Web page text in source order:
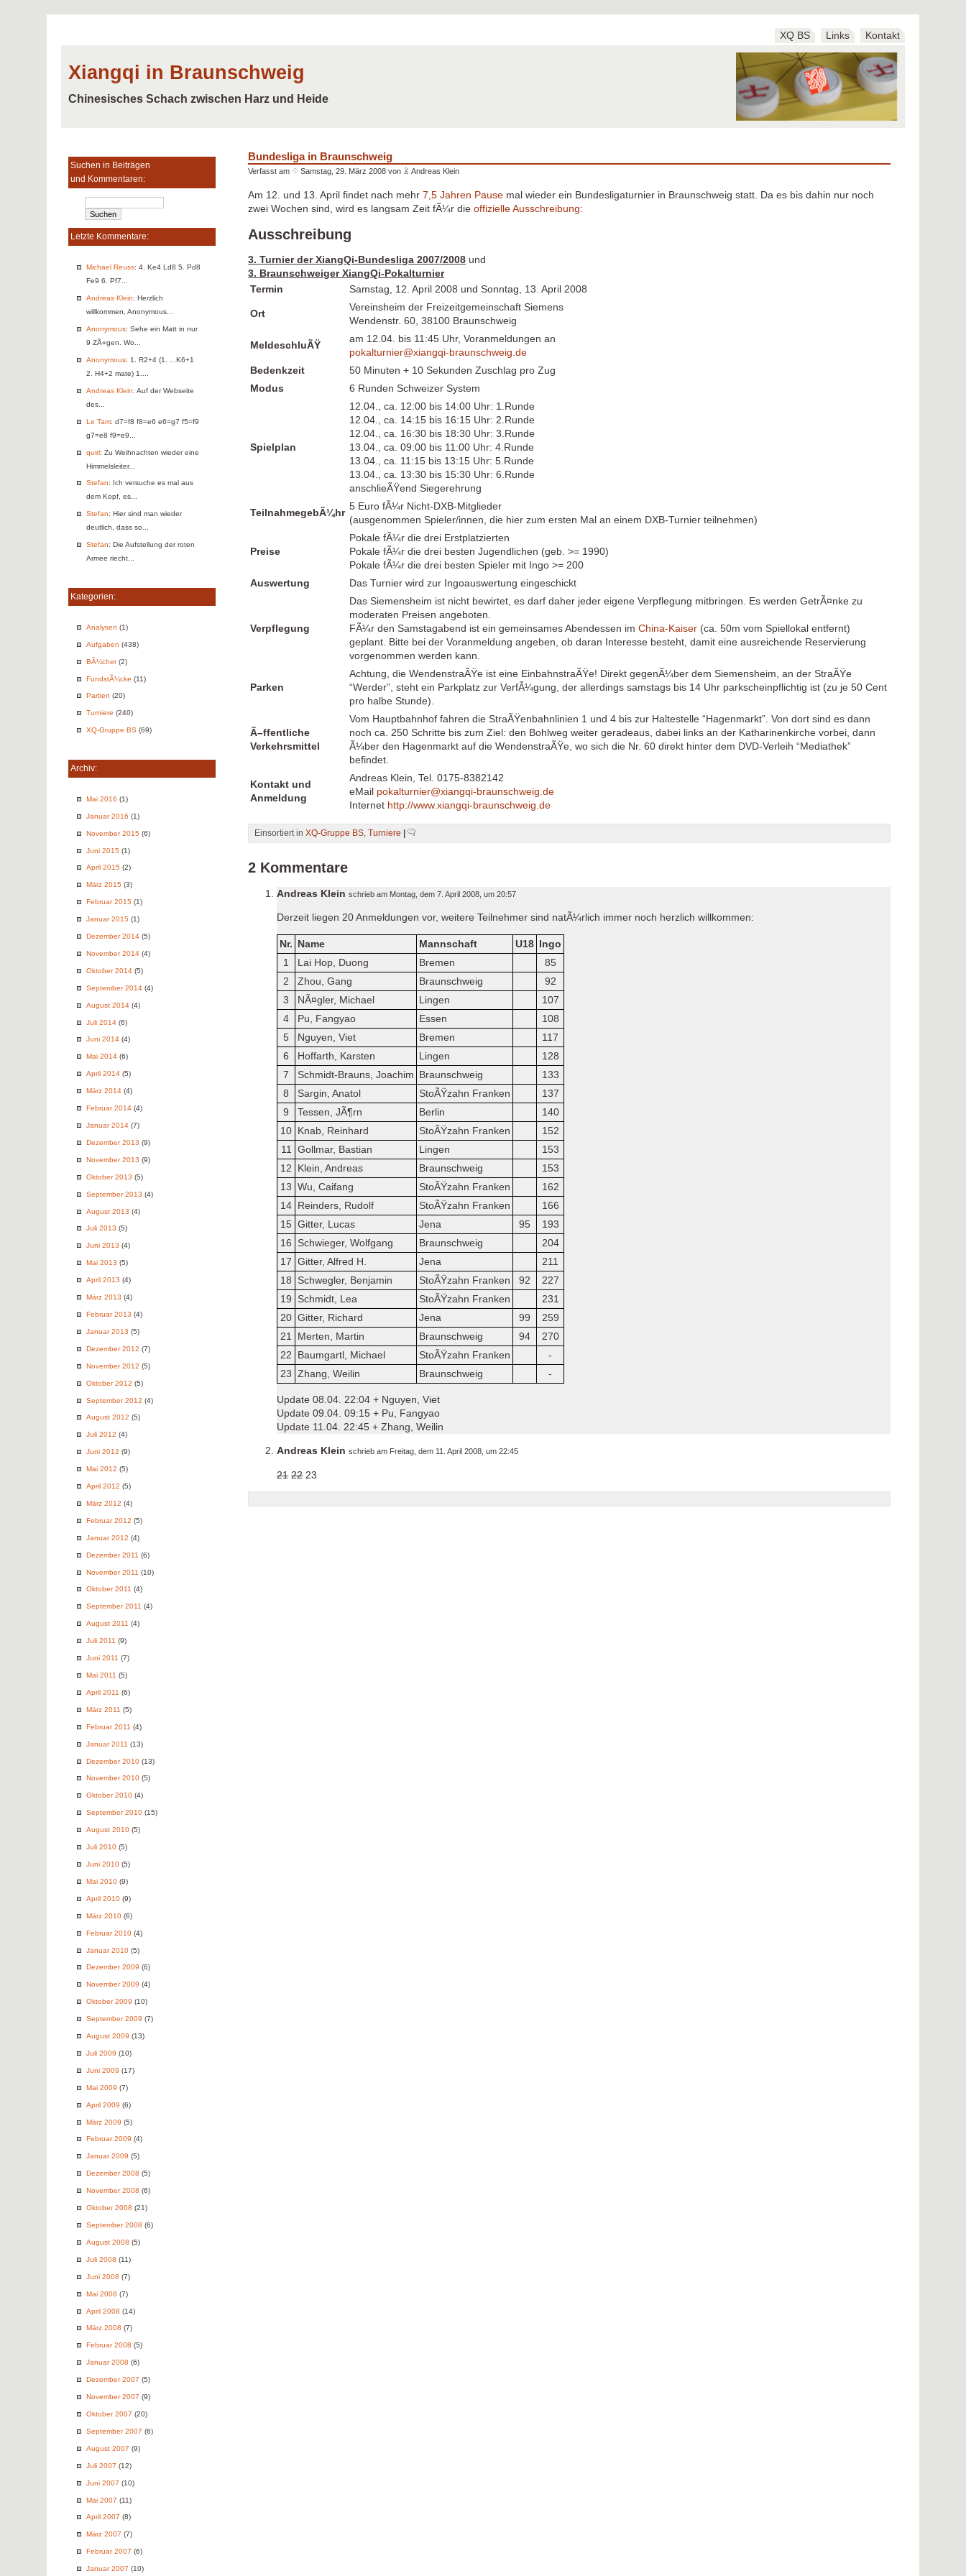
XQ BS Links Kontakt
Xiangqi in Braunschweig
Chinesisches Schach zwischen Harz und Heide
Suchen in Beiträgen
und Kommentaren:
Letzte Kommentare:
Michael Reuss: 4. Ke4 Ld8 5. Pd8
Fe9 6. Pf7...
Andreas Klein: Herzlich
willkommen, Anonymous...
Anonymous: Sehe ein Matt in nur
9 ZÅ«gen. Wo...
Anonymous: 1. R2+4 (1. ...K6+1
2. H4+2 mate) 1....
Andreas Klein: Auf der Webseite
des...
Le Tam: d7=f8 f8=e6 e6=g7 f5=f9
g7=e8 f9=e9...
quirl: Zu Weihnachten wieder eine
Himmelsleiter...
Stefan: Ich versuche es mal aus
dem Kopf, es...
Stefan: Hier sind man wieder
deutlich, dass so...
Stefan: Die Aufstellung der roten
Armee riecht...
Kategorien:
Analysen (1)
Aufgaben (438)
BÃ¼cher(2)
FundstÃ¼cke (11)
Partien (20)
Turniere (240)
XQ-Gruppe BS (69)
Archiv:
Mai 2016 (1)
Januar 2016 (1)
November 2015 (6)
Juni 2015 (1)
April 2015 (2)
März 2015 (3)
Februar 2015 (1)
Januar 2015 (1)
Dezember 2014 (5)
November 2014 (4)
Oktober 2014 (5)
September 2014 (4)
August 2014 (4)
Juli 2014 (6)
Juni 2014 (4)
Mai 2014 (6)
April 2014 (5)
März 2014 (4)
Februar 2014 (4)
Januar 2014 (7)
Dezember 2013 (9)
November 2013 (9)
Oktober 2013 (5)
September 2013 (4)
August 2013 (4)
Juli 2013 (5)
Juni 2013 (4)
Mai 2013 (5)
April 2013 (4)
März 2013 (4)
Februar 2013 (4)
Januar 2013 (5)
Dezember 2012 (7)
November 2012 (5)
Oktober 2012 (5)
September 2012 (4)
August 2012 (5)
Juli 2012 (4)
Juni 2012 (9)
Mai 2012 (5)
April 2012 (5)
März 2012 (4)
Februar 2012 (5)
Januar 2012 (4)
Dezember 2011 (6)
November 2011 (10)
Oktober 2011 (4)
September 2011 (4)
August 2011 (4)
Juli 2011 (9)
Juni 2011 (7)
Mai 2011 (5)
April 2011 (6)
März 2011 (5)
Februar 2011 (4)
Januar 2011 (13)
Dezember 2010 (13)
November 2010 (5)
Oktober 2010 (4)
September 2010 (15)
August 2010 (5)
Juli 2010 (5)
Juni 2010 (5)
Mai 2010 (9)
April 2010 (9)
März 2010 (6)
Februar 2010 (4)
Januar 2010 (5)
Dezember 2009 (6)
November 2009 (4)
Oktober 2009 (10)
September 2009 (7)
August 2009 (13)
Juli 2009 (10)
Juni 2009 (17)
Mai 2009 (7)
April 2009 (6)
März 2009 (5)
Februar 2009 (4)
Januar 2009 (5)
Dezember 2008 (5)
November 2008 (6)
Oktober 2008 (21)
September 2008 (6)
August 2008 (5)
Juli 2008 (11)
Juni 2008 (7)
Mai 2008 (7)
April 2008 (14)
März 2008 (7)
Februar 2008 (5)
Januar 2008 (6)
Dezember 2007 (5)
November 2007 (9)
Oktober 2007 (20)
September 2007 (6)
August 2007 (9)
Juli 2007 (12)
Juni 2007 (10)
Mai 2007 (11)
April 2007 (8)
März 2007 (7)
Februar 2007 (6)
Januar 2007 (10)
Bundesliga in Braunschweig
Verfasst am Samstag, 29. März 2008 von Andreas Klein
Am 12. und 13. April findet nach mehr7,5 Jahren Pause mal wieder ein Bundesligaturnier in Braunschweig statt. Da es bis dahin nur noch
zwei Wochen sind, wird es langsam Zeit fÃ¼r dieoffizielle Ausschreibung:
Ausschreibung
3. Turnier der XiangQi-Bundesliga 2007/2008 und
3. Braunschweiger XiangQi-Pokalturnier
Termin
Samstag, 12. April 2008 und Sonntag, 13. April 2008
Ort
Vereinsheim der Freizeitgemeinschaft Siemens
Wendenstr. 60, 38100 Braunschweig
MeldeschluÃŸ
am 12.04. bis 11:45 Uhr, Voranmeldungen an
pokalturnier@xiangqi-braunschweig.de
Bedenkzeit
50 Minuten + 10 Sekunden Zuschlag pro Zug
Modus
6 Runden Schweizer System
Spielplan
12.04., ca. 12:00 bis 14:00 Uhr: 1.Runde
12.04., ca. 14:15 bis 16:15 Uhr: 2.Runde
12.04., ca. 16:30 bis 18:30 Uhr: 3.Runde
13.04., ca. 09:00 bis 11:00 Uhr: 4.Runde
13.04., ca. 11:15 bis 13:15 Uhr: 5.Runde
13.04., ca. 13:30 bis 15:30 Uhr: 6.Runde
anschlieÃŸend Siegerehrung
TeilnahmegebÃ¼hr
5 Euro fÃ¼r Nicht-DXB-Mitglieder
(ausgenommen Spieler/innen, die hier zum ersten Mal an einem DXB-Turnier teilnehmen)
Preise
Pokale fÃ¼r die drei Erstplatzierten
Pokale fÃ¼r die drei besten Jugendlichen (geb. >= 1990)
Pokale fÃ¼r die drei besten Spieler mit Ingo >= 200
Auswertung
Das Turnier wird zur Ingoauswertung eingeschickt
Verpflegung
Das Siemensheim ist nicht bewirtet, es darf daher jeder eigene Verpflegung mitbringen. Es werden GetrÃ¤nke zu
moderaten Preisen angeboten.
FÃ¼r den Samstagabend ist ein gemeinsames Abendessen imChina-Kaiser (ca. 50m vom Spiellokal entfernt)
geplant. Bitte bei der Voranmeldung angeben, ob daran Interesse besteht, damit eine ausreichende Reservierung
vorgenommen werden kann.
Parken
Achtung, die WendenstraÃŸe ist eine EinbahnstraÃŸe! Direkt gegenÃ¼ber dem Siemensheim, an der StraÃŸe
“Werder”, steht ein Parkplatz zur VerfÃ¼gung, der allerdings samstags bis 14 Uhr parkscheinpflichtig ist (zu je 50 Cent
pro halbe Stunde).
Ã–ffentliche
Verkehrsmittel
Vom Hauptbahnhof fahren die StraÃŸenbahnlinien 1 und 4 bis zur Haltestelle “Hagenmarkt”. Von dort sind es dann
noch ca. 250 Schritte bis zum Ziel: den Bohlweg weiter geradeaus, dabei links an der Katharinenkirche vorbei, dann
Ã¼ber den Hagenmarkt auf die WendenstraÃŸe, wo sich die Nr. 60 direkt hinter dem DVD-Verleih “Mediathek”
befindet.
Kontakt und
Anmeldung
Andreas Klein, Tel. 0175-8382142
eMail pokalturnier@xiangqi-braunschweig.de
Internet http://www.xiangqi-braunschweig.de
Einsortiert inXQ-Gruppe BS ,Turniere |
2 Kommentare
Andreas Klein schrieb am Montag, dem 7. April 2008, um 20:57
Derzeit liegen 20 Anmeldungen vor, weitere Teilnehmer sind natÃ¼rlich immer noch herzlich willkommen:
Nr. Name Mannschaft U18
Ingo
1
Lai Hop, Duong Bremen
85
2
Zhou, Gang Braunschweig
92
3
NÃ¤gler, Michael Lingen
107
4
Pu, Fangyao Essen
108
5
Nguyen, Viet Bremen
117
6
Hoffarth, Karsten Lingen
128
7
Schmidt-Brauns, Joachim Braunschweig
133
8
Sargin, Anatol StoÃŸzahn Franken
137
9
Tessen, JÃ¶rn Berlin
140
10
Knab, Reinhard StoÃŸzahn Franken
152
11
Gollmar, Bastian Lingen
153
12
Klein, Andreas Braunschweig
153
13
Wu, Caifang StoÃŸzahn Franken
162
14
Reinders, Rudolf StoÃŸzahn Franken
166
15 Gitter, Lucas Jena 95
193
16
Schwieger, Wolfgang Braunschweig
204
17
Gitter, Alfred H. Jena
211
18
Schwegler, Benjamin StoÃŸzahn Franken 92
227
19
Schmidt, Lea StoÃŸzahn Franken
231
20 Gitter, Richard Jena 99
259
21
Merten, Martin Braunschweig 94
270
22
Baumgartl, Michael StoÃŸzahn Franken
-
23
Zhang, Weilin Braunschweig -
Update 08.04. 22:04 + Nguyen, Viet
Update 09.04. 09:15 + Pu, Fangyao
Update 11.04. 22:45 + Zhang, Weilin
Andreas Klein schrieb am Freitag, dem 11. April 2008, um 22:45
21 2223